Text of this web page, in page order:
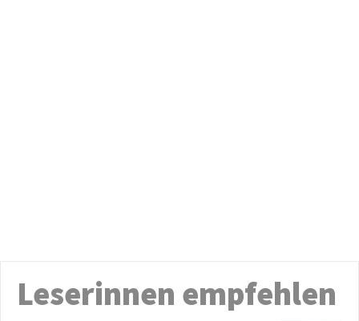
Leserinnen empfehlen